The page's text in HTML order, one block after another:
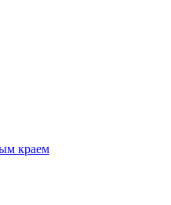
краем